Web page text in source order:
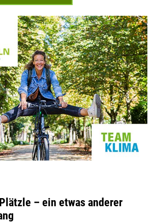
– ein etwas anderer